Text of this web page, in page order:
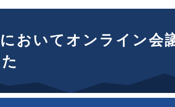
おいてオンライン会